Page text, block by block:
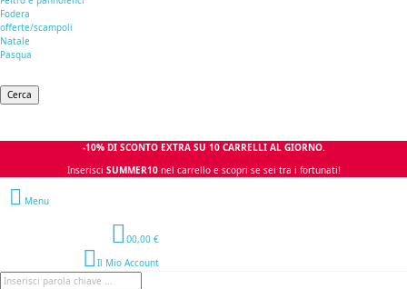
Fodera
offerte/scampoli
Natale
Pasqua
Cerca
-10% DI SCONTO EXTRA SU 10 CARRELLI AL GIORNO.
Inserisci SUMMER10 nel carrello e scopri se sei tra i fortunati!
Menu
00,00 €
Il Mio Account